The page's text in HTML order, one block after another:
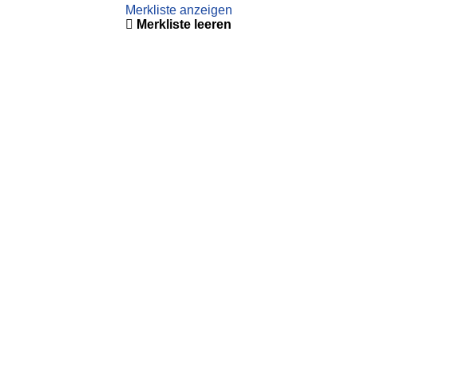
Merkliste anzeigen
Merkliste leeren